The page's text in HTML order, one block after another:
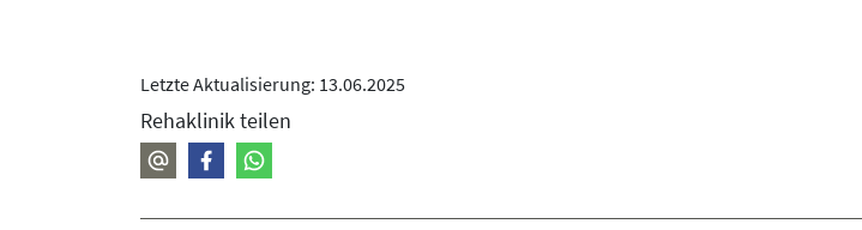
Letzte Aktualisierung: 13.06.2025
Rehaklinik teilen